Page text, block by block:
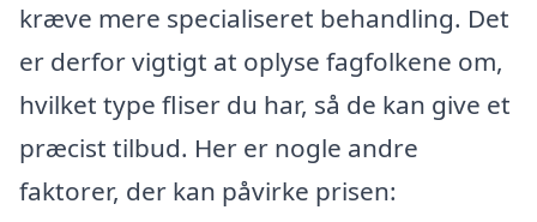
kræve mere specialiseret behandling. Det
er derfor vigtigt at oplyse fagfolkene om,
hvilket type fliser du har, så de kan give et
præcist tilbud. Her er nogle andre
faktorer, der kan påvirke prisen: